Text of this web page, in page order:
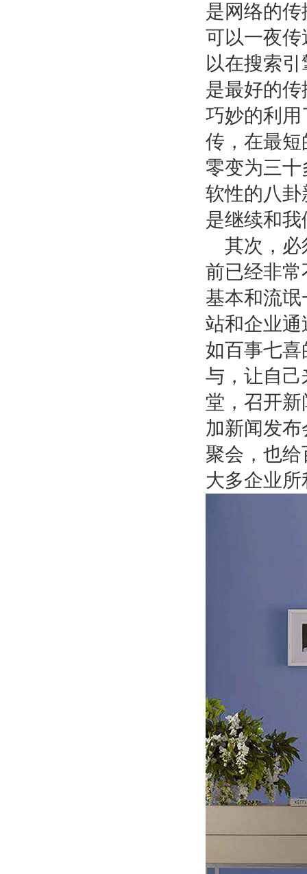
是网络的
可以一夜
以在搜索
是最好的
巧妙的利
传，在最
零变为三
软性的八
是继续和
其次，必
前已经非
基本和流
站和企业
如百事七
与，让自
堂，召开
加新闻发
聚会，也
大多企业